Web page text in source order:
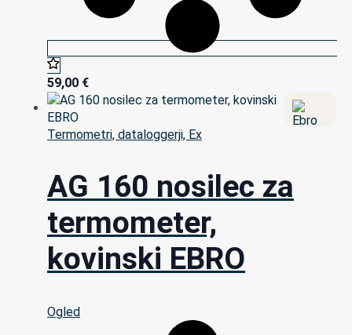
59,00 €
Termometri, dataloggerji, Ex
AG 160 nosilec za
termometer,
kovinski EBRO
Ogled